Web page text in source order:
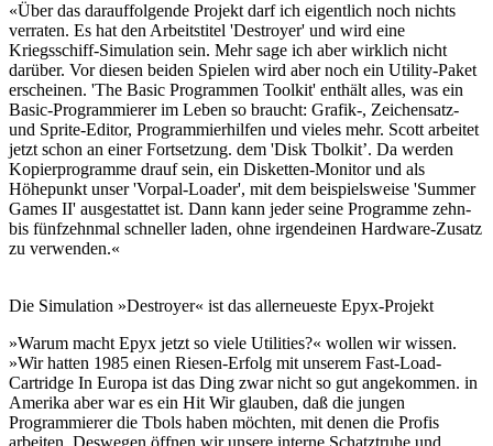
«Über das darauffolgende Projekt darf ich eigentlich noch nichts
verraten. Es hat den Arbeitstitel 'Destroyer' und wird eine
Kriegsschiff-Simulation sein. Mehr sage ich aber wirklich nicht
darüber. Vor diesen beiden Spielen wird aber noch ein Utility-Paket
erscheinen. 'The Basic Programmen Toolkit' enthält alles, was ein
Basic-Programmierer im Leben so braucht: Grafik-, Zeichensatz-
und Sprite-Editor, Programmierhilfen und vieles mehr. Scott arbeitet
jetzt schon an einer Fortsetzung. dem 'Disk Tbolkit’. Da werden
Kopierprogramme drauf sein, ein Disketten-Monitor und als
Höhepunkt unser 'Vorpal-Loader', mit dem beispielsweise 'Summer
Games II' ausgestattet ist. Dann kann jeder seine Programme zehn-
bis fünfzehnmal schneller laden, ohne irgendeinen Hardware-Zusatz
zu verwenden.«
Die Simulation »Destroyer« ist das allerneueste Epyx-Projekt
»Warum macht Epyx jetzt so viele Utilities?« wollen wir wissen.
»Wir hatten 1985 einen Riesen-Erfolg mit unserem Fast-Load-
Cartridge In Europa ist das Ding zwar nicht so gut angekommen. in
Amerika aber war es ein Hit Wir glauben, daß die jungen
Programmierer die Tbols haben möchten, mit denen die Profis